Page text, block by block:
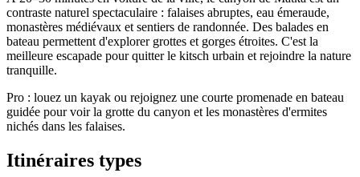
contraste naturel spectaculaire : falaises abruptes, eau émeraude,
monastères médiévaux et sentiers de randonnée. Des balades en
bateau permettent d'explorer grottes et gorges étroites. C'est la
meilleure escapade pour quitter le kitsch urbain et rejoindre la nature
tranquille.
Pro : louez un kayak ou rejoignez une courte promenade en bateau
guidée pour voir la grotte du canyon et les monastères d'ermites
nichés dans les falaises.
Itinéraires types